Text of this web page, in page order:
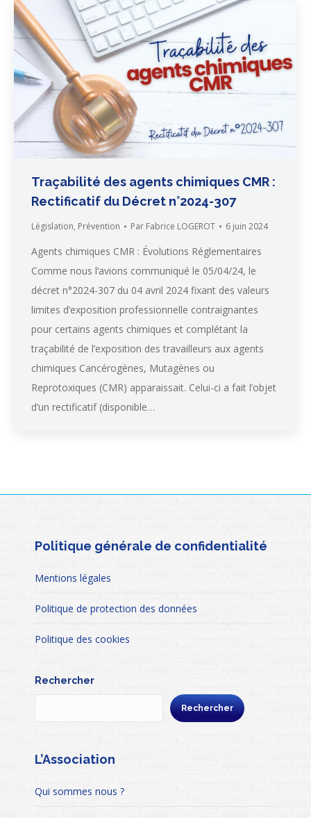
Traçabilité des agents chimiques CMR :
Rectificatif du Décret n°2024-307
Législation, Prévention Par Fabrice LOGEROT 6 juin 2024
Agents chimiques CMR : Évolutions Réglementaires
Comme nous l’avions communiqué le 05/04/24, le
décret n°2024-307 du 04 avril 2024 fixant des valeurs
limites d’exposition professionnelle contraignantes
pour certains agents chimiques et complétant la
traçabilité de l’exposition des travailleurs aux agents
chimiques Cancérogènes, Mutagènes ou
Reprotoxiques (CMR) apparaissait. Celui-ci a fait l’objet
d’un rectificatif (disponible…
Politique générale de confidentialité
Mentions légales
Politique de protection des données
Politique des cookies
Rechercher
Rechercher
L’Association
Qui sommes nous ?